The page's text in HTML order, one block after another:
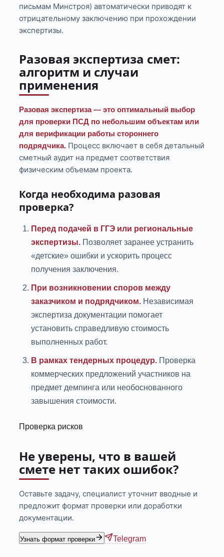
письмам Минстроя) автоматически приводят к
отрицательному заключению при прохождении
экспертизы.
Разовая экспертиза смет:
алгоритм и случаи
применения
Разовая экспертиза — это оптимальный выбор
для проверки ПСД по небольшим объектам или
для верификации работы стороннего
подрядчика. Процесс включает в себя детальный
сметный аудит на предмет соответствия
физическим объемам проекта.
Когда необходима разовая
проверка?
Перед подачей в ГГЭ или региональные
экспертизы. Позволяет заранее устранить
«детские» ошибки и ускорить процесс
получения заключения.
При возникновении споров между
заказчиком и подрядчиком. Независимая
экспертиза документации помогает
установить справедливую стоимость
выполненных работ.
В рамках тендерных процедур. Проверка
коммерческих предложений участников на
предмет демпинга или необоснованного
завышения стоимости.
Проверка рисков
Не уверены, что в вашей
смете нет таких ошибок?
Оставьте задачу, специалист уточнит вводные и
предложит формат проверки или доработки
документации.
Узнать формат проверки Telegram